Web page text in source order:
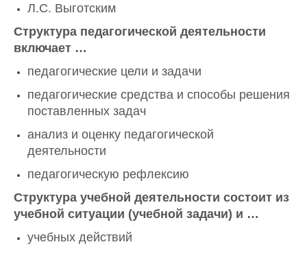
Л.С. Выготским
Структура педагогической деятельности
включает …
педагогические цели и задачи
педагогические средства и способы решения
поставленных задач
анализ и оценку педагогической
деятельности
педагогическую рефлексию
Структура учебной деятельности состоит из
учебной ситуации (учебной задачи) и …
учебных действий